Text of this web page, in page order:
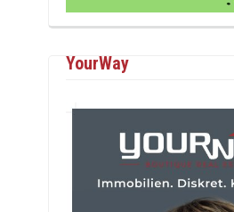
YourWay